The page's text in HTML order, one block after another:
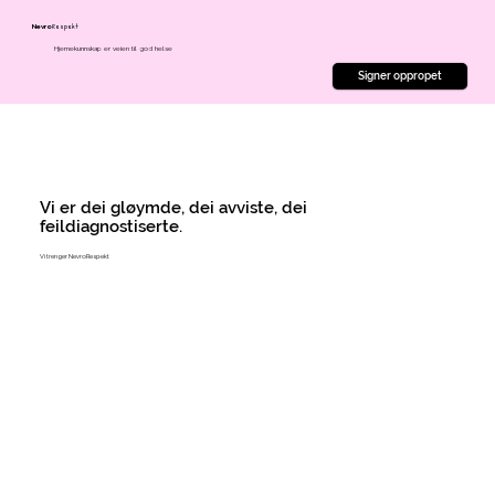
NevroRespekt
Hjernekunnskap er veien til god helse
Signer oppropet
Vi er dei gløymde, dei avviste, dei
feildiagnostiserte.
Vi trenger NevroRespekt